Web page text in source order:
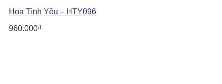
Hoa Tình Yêu – HTY096
960.000₫